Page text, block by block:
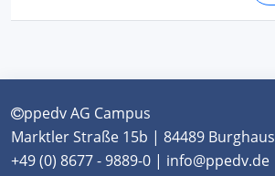
ppedv AG Campus
Marktler Straße 15b | 84489
+49 (0) 8677 - 9889-0 | info@ppedv.de